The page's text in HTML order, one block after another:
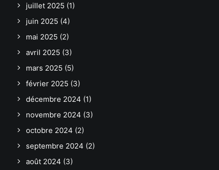
juillet 2025 (1)
juin 2025 (4)
mai 2025 (2)
avril 2025 (3)
mars 2025 (5)
février 2025 (3)
décembre 2024 (1)
novembre 2024 (3)
octobre 2024 (2)
septembre 2024 (2)
août 2024 (3)